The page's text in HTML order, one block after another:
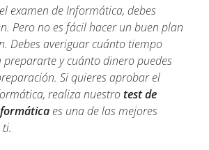
examen de Informática, debes
Pero no es fácil hacer un buen plan
Debes averiguar cuánto tiempo
prepararte y cuánto dinero puedes
Si quieres aprobar el
realiza nuestro test de
es una de las mejores